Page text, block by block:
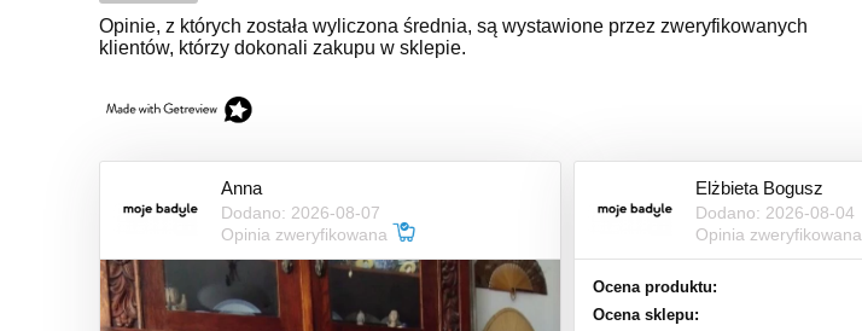
Opinie, z których została wyliczona średnia, są wystawione przez zweryfikowanych
klientów, którzy dokonali zakupu w sklepie.
Anna
Dodano: 2026-08-07
Opinia zweryfikowana
Elżbieta Bogusz
Dodano: 2026-08-04
Opinia zweryfikowana
Ocena produktu:
Ocena sklepu: